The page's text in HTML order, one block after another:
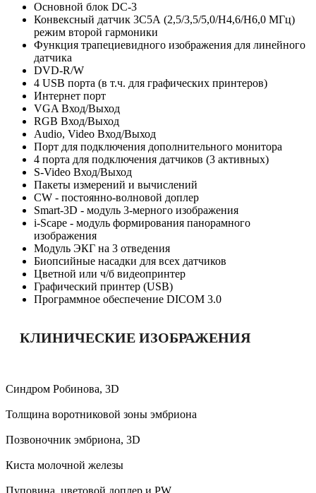
Основной блок DС-3
Конвексный датчик 3С5А (2,5/3,5/5,0/Н4,6/Н6,0 МГц)
режим второй гармоники
Функция трапециевидного изображения для линейного
датчика
DVD-R/W
4 USB порта (в т.ч. для графических принтеров)
Интернет порт
VGA Вход/Выход
RGB Вход/Выход
Audio, Video Вход/Выход
Порт для подключения дополнительного монитора
4 порта для подключения датчиков (3 активных)
S-Video Вход/Выход
Пакеты измерений и вычислений
CW - постоянно-волновой доплер
Smart-3D - модуль 3-мерного изображения
i-Scape - модуль формирования панорамного
изображения
Модуль ЭКГ на 3 отведения
Биопсийные насадки для всех датчиков
Цветной или ч/б видеопринтер
Графический принтер (USB)
Программное обеспечение DICOM 3.0
КЛИНИЧЕСКИЕ ИЗОБРАЖЕНИЯ
Синдром Робинова, 3D
Толщина воротниковой зоны эмбриона
Позвоночник эмбриона, 3D
Киста молочной железы
Пуповина, цветовой доплер и PW